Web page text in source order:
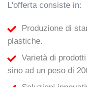
L'offerta consiste in:
Produzione di
plastiche.
Varietà di
sino ad un peso di